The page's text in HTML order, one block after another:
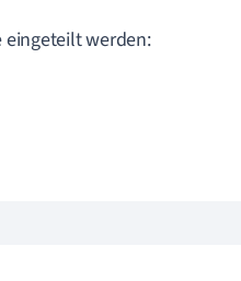
eingeteilt werden: